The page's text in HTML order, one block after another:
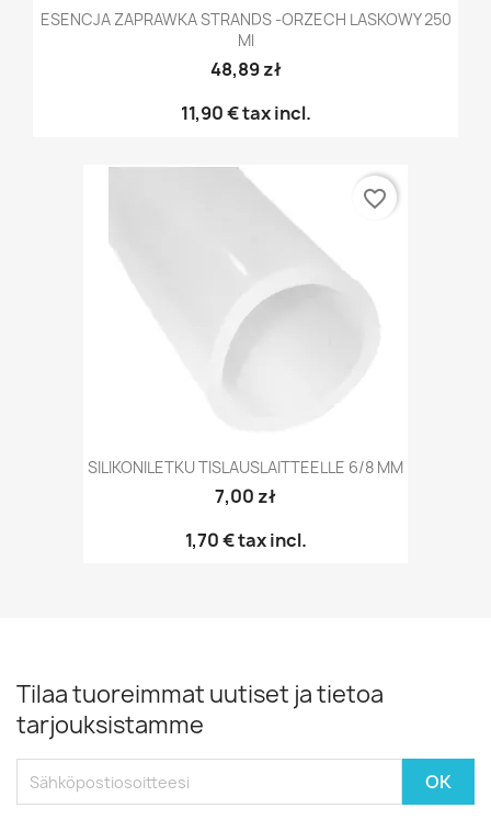
ESENCJA ZAPRAWKA STRANDS -ORZECH LASKOWY 250
Ml
48,89 zł
11,90 €tax incl.
SILIKONILETKU TISLAUSLAITTEELLE 6/8 MM
7,00 zł
1,70 €tax incl.
favorite_border
Tilaa tuoreimmat uutiset ja tietoa
tarjouksistamme